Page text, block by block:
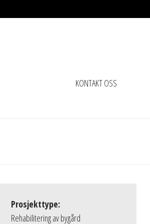
KONTAKT OSS
Prosjekttype:
Rehabilitering av bygård